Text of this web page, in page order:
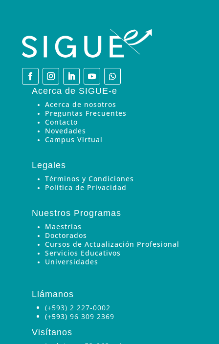
Acerca de SIGUE-e
Acerca de nosotros
Preguntas Frecuentes
Contacto
Novedades
Campus Virtual
Legales
Términos y Condiciones
Política de Privacidad
Nuestros Programas
Maestrías
Doctorados
Cursos de Actualización Profesional
Servicios Educativos
Universidades
Llámanos
(+593) 2 227-0002
(+593) 96 309 2369
Visítanos